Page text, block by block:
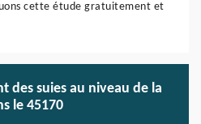
cette étude gratuitement et
des suies au niveau de la
le 45170